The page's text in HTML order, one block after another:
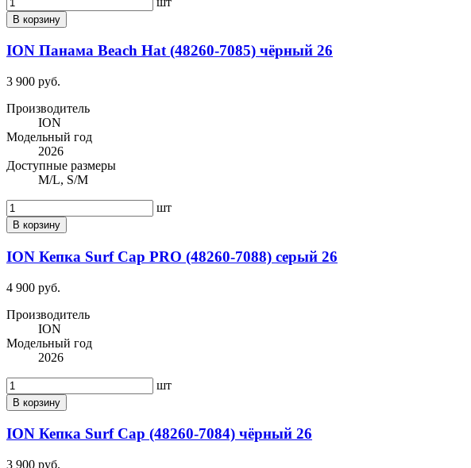
В корзину
ION Панама Beach Hat (48260-7085) чёрный 26
3 900 руб.
Производитель
ION
Модельный год
2026
Доступные размеры
M/L, S/M
шт
В корзину
ION Кепка Surf Cap PRO (48260-7088) серый 26
4 900 руб.
Производитель
ION
Модельный год
2026
шт
В корзину
ION Кепка Surf Cap (48260-7084) чёрный 26
3 900 руб.